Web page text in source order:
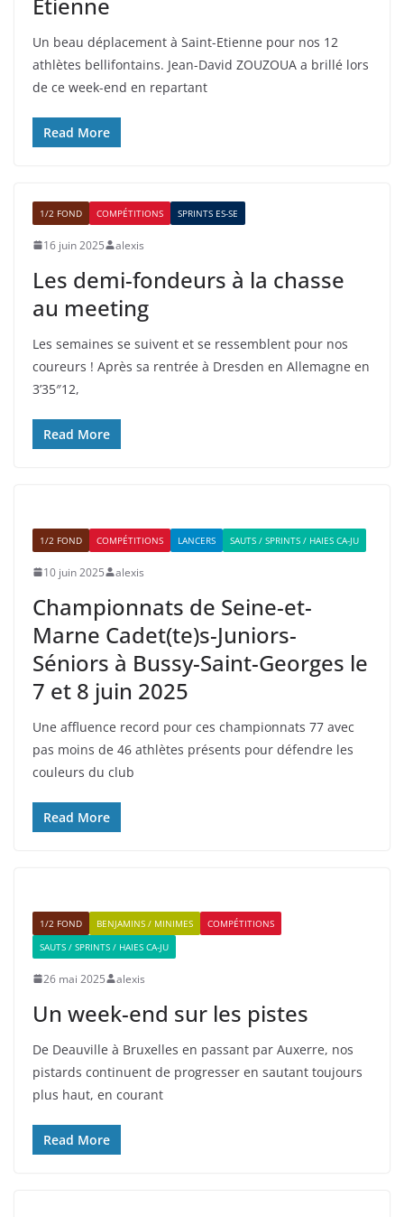
Un beau déplacement à Saint-Etienne pour nos 12
athlètes bellifontains. Jean-David ZOUZOUA a brillé lors
de ce week-end en repartant
Read More
1/2 FOND COMPÉTITIONS SPRINTS ES-SE
16 juin 2025 alexis
Les demi-fondeurs à la chasse
au meeting
Les semaines se suivent et se ressemblent pour nos
coureurs ! Après sa rentrée à Dresden en Allemagne en
3’35″12,
Read More
1/2 FOND COMPÉTITIONS LANCERS SAUTS / SPRINTS / HAIES CA-JU
10 juin 2025 alexis
Championnats de Seine-et-
Marne Cadet(te)s-Juniors-
Séniors à Bussy-Saint-Georges le
7 et 8 juin 2025
Une affluence record pour ces championnats 77 avec
pas moins de 46 athlètes présents pour défendre les
couleurs du club
Read More
1/2 FOND BENJAMINS / MINIMES
COMPÉTITIONS
SAUTS / SPRINTS / HAIES CA-JU
26 mai 2025 alexis
Un week-end sur les pistes
De Deauville à Bruxelles en passant par Auxerre, nos
pistards continuent de progresser en sautant toujours
plus haut, en courant
Read More